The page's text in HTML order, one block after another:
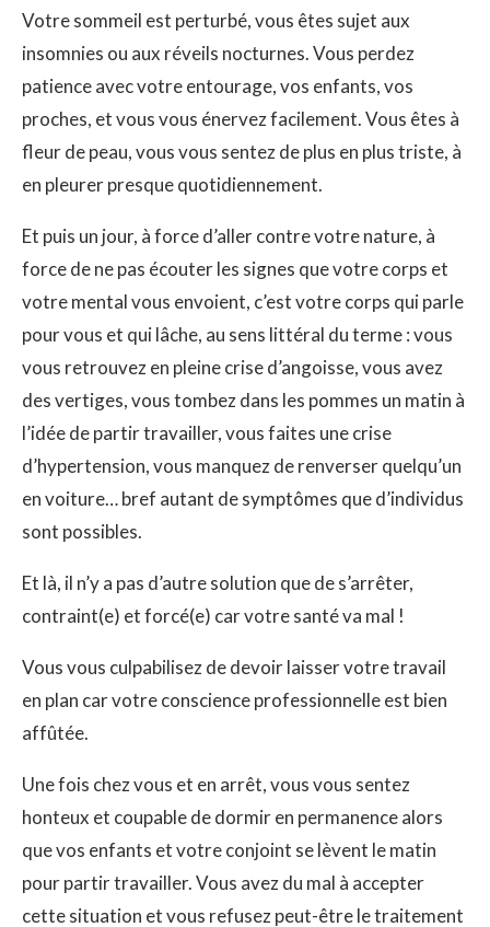
Votre sommeil est perturbé, vous êtes sujet aux
insomnies ou aux réveils nocturnes. Vous perdez
patience avec votre entourage, vos enfants, vos
proches, et vous vous énervez facilement. Vous êtes à
fleur de peau, vous vous sentez de plus en plus triste, à
en pleurer presque quotidiennement.
Et puis un jour, à force d’aller contre votre nature, à
force de ne pas écouter les signes que votre corps et
votre mental vous envoient, c’est votre corps qui parle
pour vous et qui lâche, au sens littéral du terme : vous
vous retrouvez en pleine crise d’angoisse, vous avez
des vertiges, vous tombez dans les pommes un matin à
l’idée de partir travailler, vous faites une crise
d’hypertension, vous manquez de renverser quelqu’un
en voiture… bref autant de symptômes que d’individus
sont possibles.
Et là, il n’y a pas d’autre solution que de s’arrêter,
contraint(e) et forcé(e) car votre santé va mal !
Vous vous culpabilisez de devoir laisser votre travail
en plan car votre conscience professionnelle est bien
affûtée.
Une fois chez vous et en arrêt, vous vous sentez
honteux et coupable de dormir en permanence alors
que vos enfants et votre conjoint se lèvent le matin
pour partir travailler. Vous avez du mal à accepter
cette situation et vous refusez peut-être le traitement